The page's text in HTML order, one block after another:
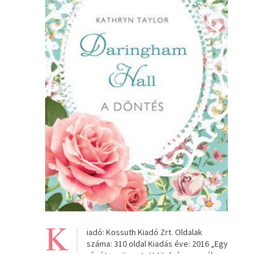
K
iadó: Kossuth Kiadó Zrt. Oldalak
száma: 310 oldal Kiadás éve: 2016 „Egy